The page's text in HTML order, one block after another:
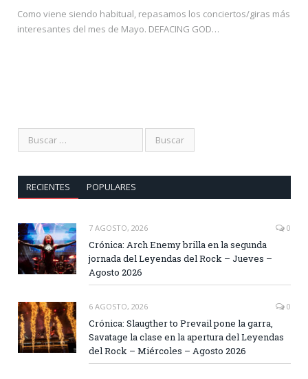
Como viene siendo habitual, repasamos los conciertos/giras más
interesantes del mes de Mayo. DEFACING GOD…
RECIENTES POPULARES
7 AGOSTO, 2026 0
Crónica: Arch Enemy brilla en la segunda
jornada del Leyendas del Rock – Jueves –
Agosto 2026
6 AGOSTO, 2026 0
Crónica: Slaugther to Prevail pone la garra,
Savatage la clase en la apertura del Leyendas
del Rock – Miércoles – Agosto 2026